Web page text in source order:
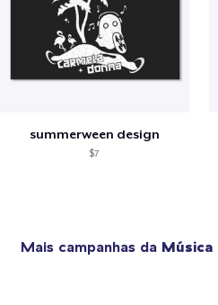
summerween design
$7
Mais campanhas da Música